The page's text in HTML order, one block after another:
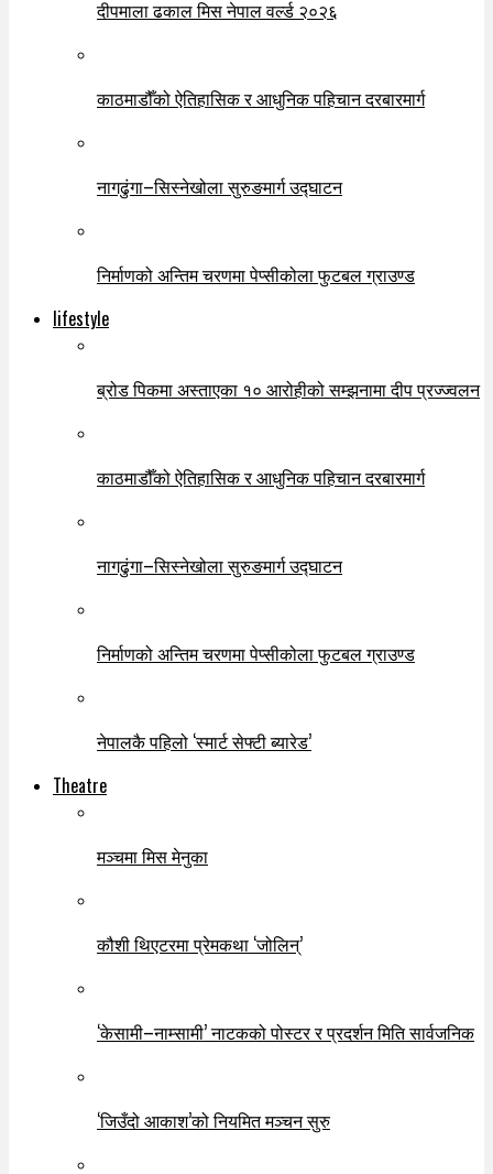
दीपमाला ढकाल मिस नेपाल वर्ल्ड २०२६
काठमाडौँको ऐतिहासिक र आधुनिक पहिचान दरबारमार्ग
नागढुंगा–सिस्नेखोला सुरुङमार्ग उद्घाटन
निर्माणको अन्तिम चरणमा पेप्सीकोला फुटबल ग्राउण्ड
lifestyle
ब्रोड पिकमा अस्ताएका १० आरोहीको सम्झनामा दीप प्रज्ज्वलन
काठमाडौँको ऐतिहासिक र आधुनिक पहिचान दरबारमार्ग
नागढुंगा–सिस्नेखोला सुरुङमार्ग उद्घाटन
निर्माणको अन्तिम चरणमा पेप्सीकोला फुटबल ग्राउण्ड
नेपालकै पहिलो ‘स्मार्ट सेफ्टी ब्यारेड’
Theatre
मञ्चमा मिस मेनुका
कौशी थिएटरमा प्रेमकथा ‘जोलिन्’
‘केसामी–नाम्सामी’ नाटकको पोस्टर र प्रदर्शन मिति सार्वजनिक
‘जिउँदो आकाश’को नियमित मञ्चन सुरु